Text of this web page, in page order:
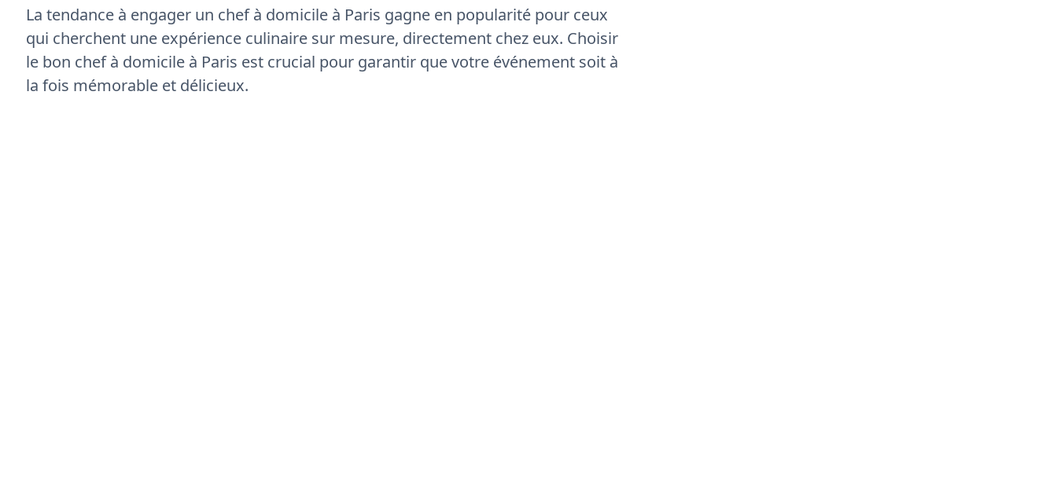
La tendance à engager un chef à domicile à Paris gagne en popularité pour ceux
qui cherchent une expérience culinaire sur mesure, directement chez eux. Choisir
le bon chef à domicile à Paris est crucial pour garantir que votre événement soit à
la fois mémorable et délicieux.